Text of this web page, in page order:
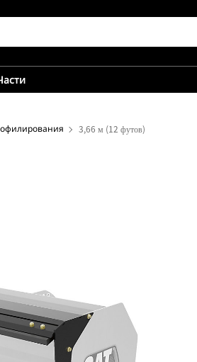
3,66 м (12 футов)